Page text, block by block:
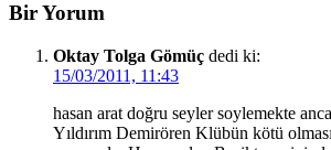
Bir Yorum
Oktay Tolga Gömüç dedi ki:
15/03/2011, 11:43
hasan arat doğru seyler soylemekte
Yıldırım Demirören Klübün kötü